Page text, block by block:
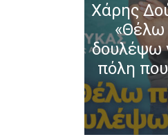
Χάρης
«Θέλω
δουλέψω
πόλη